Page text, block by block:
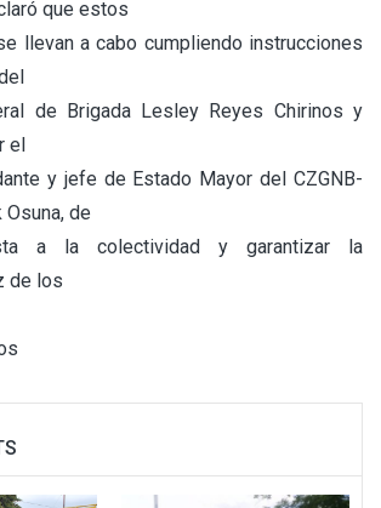
que estos
llevan a cabo cumpliendo instrucciones
de Brigada Lesley Reyes Chirinos y
el
y jefe de Estado Mayor del CZGNB-
Osuna, de
a la colectividad y garantizar la
de los